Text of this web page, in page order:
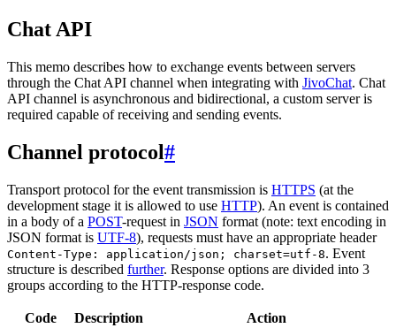
Chat API
This memo describes how to exchange events between servers
through the Chat API channel when integrating with JivoChat. Chat
API channel is asynchronous and bidirectional, a custom server is
required capable of receiving and sending events.
Channel protocol#
Transport protocol for the event transmission is HTTPS (at the
development stage it is allowed to use HTTP). An event is contained
in a body of a POST-request in JSON format (note: text encoding in
JSON format is UTF-8), requests must have an appropriate header
Content-Type: application/json; charset=utf-8. Event
structure is described further. Response options are divided into 3
groups according to the HTTP-response code.
Code Description Action